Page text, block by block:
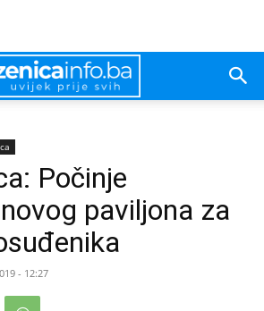
Počinje
paviljona za
- 12:27